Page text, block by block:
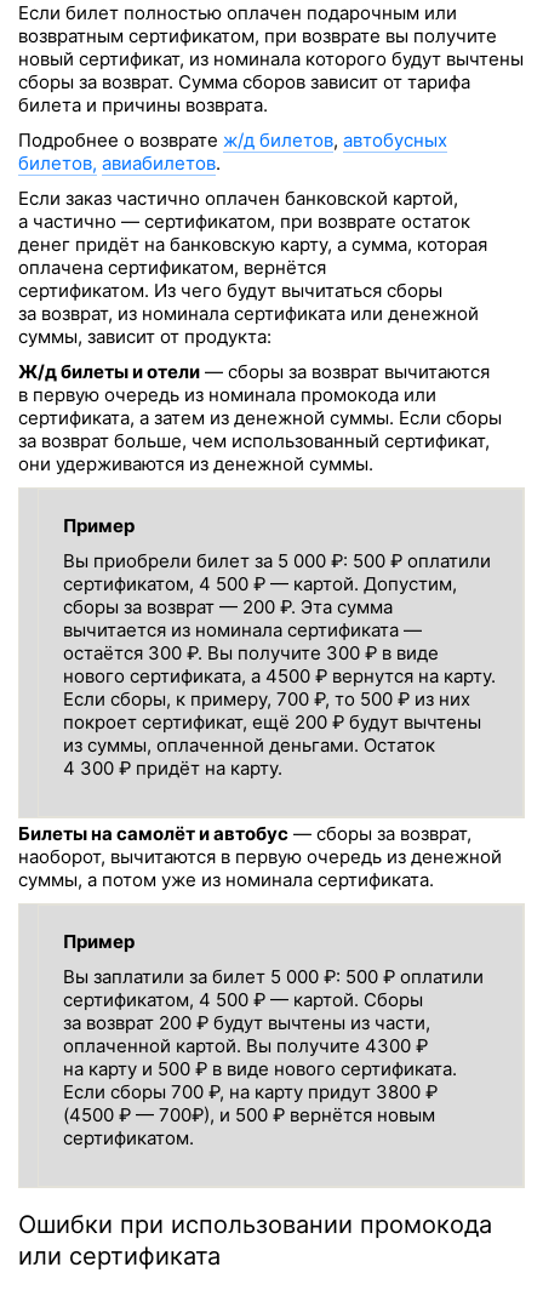
Если билет полностью оплачен подарочным или
возвратным сертификатом, при возврате вы получите
новый сертификат, из номинала которого будут вычтены
сборы за возврат. Сумма сборов зависит от тарифа
билета и причины возврата.
Подробнее о возврате ж/д билетов, автобусных
билетов, авиабилетов.
Если заказ частично оплачен банковской картой,
а частично — сертификатом, при возврате остаток
денег придёт на банковскую карту, а сумма, которая
оплачена сертификатом, вернётся
сертификатом. Из чего будут вычитаться сборы
за возврат, из номинала сертификата или денежной
суммы, зависит от продукта:
Ж/д билеты и отели — сборы за возврат вычитаются
в первую очередь из номинала промокода или
сертификата, а затем из денежной суммы. Если сборы
за возврат больше, чем использованный сертификат,
они удерживаются из денежной суммы.
Пример
Вы приобрели билет за 5 000 ₽: 500 ₽ оплатили
сертификатом, 4 500 ₽ — картой. Допустим,
сборы за возврат — 200 ₽. Эта сумма
вычитается из номинала сертификата —
остаётся 300 ₽. Вы получите 300 ₽ в виде
нового сертификата, а 4500 ₽ вернутся на карту.
Если сборы, к примеру, 700 ₽, то 500 ₽ из них
покроет сертификат, ещё 200 ₽ будут вычтены
из суммы, оплаченной деньгами. Остаток
4 300 ₽ придёт на карту.
Билеты на самолёт и автобус — сборы за возврат,
наоборот, вычитаются в первую очередь из денежной
суммы, а потом уже из номинала сертификата.
Пример
Вы заплатили за билет 5 000 ₽: 500 ₽ оплатили
сертификатом, 4 500 ₽ — картой. Сборы
за возврат 200 ₽ будут вычтены из части,
оплаченной картой. Вы получите 4300 ₽
на карту и 500 ₽ в виде нового сертификата.
Если сборы 700 ₽, на карту придут 3800 ₽
(4500 ₽ — 700₽), и 500 ₽ вернётся новым
сертификатом.
Ошибки при использовании промокода
или сертификата